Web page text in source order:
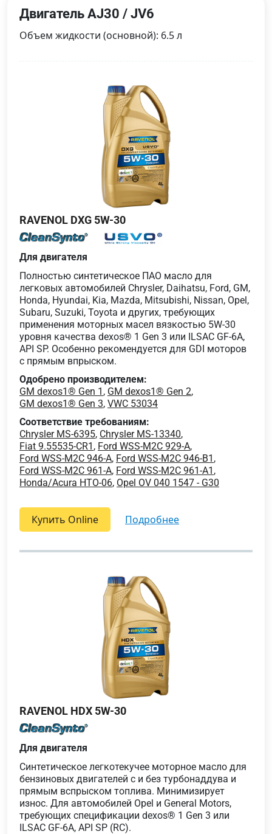
Двигатель AJ30 / JV6
Объем жидкости (основной): 6.5 л
RAVENOL DXG 5W-30
Для двигателя
Полностью синтетическое ПАО масло для
легковых автомобилей Chrysler, Daihatsu, Ford, GM,
Honda, Hyundai, Kia, Mazda, Mitsubishi, Nissan, Opel,
Subaru, Suzuki, Toyota и других, требующих
применения моторных масел вязкостью 5W-30
уровня качества dexos® 1 Gen 3 или ILSAC GF-6A,
API SP. Особенно рекомендуется для GDI моторов
с прямым впрыском.
Одобрено производителем:
GM dexos1® Gen 1 , GM dexos1® Gen 2,
GM dexos1® Gen 3, VWC 53034
Соответствие требованиям:
Chrysler MS-6395, Chrysler MS-13340,
Fiat 9.55535-CR1 , Ford WSS-M2C 929-A,
Ford WSS-M2C 946-A, Ford WSS-M2C 946-B1 ,
Ford WSS-M2C 961-A, Ford WSS-M2C 961-A1 ,
Honda/Acura HTO-06, Opel OV 040 1547 - G30
Купить Online подробнее
RAVENOL HDX 5W-30
Для двигателя
Синтетическое легкотекучее моторное масло для
бензиновых двигателей с и без турбонаддува и
прямым вспрыском топлива. Минимизирует
износ. Для автомобилей Opel и General Motors,
требующих спецификации dexos® 1 Gen 3 или
ILSAC GF-6A, API SP (RC).